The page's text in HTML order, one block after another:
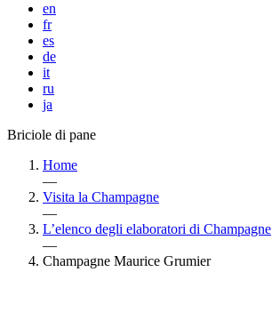
en
fr
es
de
it
ru
ja
Briciole di pane
Home
—
Visita la Champagne
—
L’elenco degli elaboratori di Champagne
—
Champagne Maurice Grumier